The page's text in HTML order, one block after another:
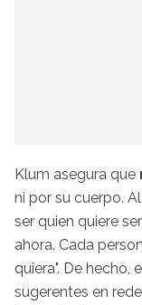
Klum asegura que
ni por su cuerpo.
ser quien quiere
ahora. Cada
quiera". De hecho,
sugerentes en